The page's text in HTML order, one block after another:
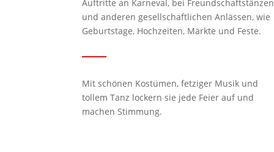
Auftritte an Karneval, bei Freundschaftstänzen
und anderen gesellschaftlichen Anlässen, wie
Geburtstage, Hochzeiten, Märkte und Feste.
Mit schönen Kostümen, fetziger Musik und
tollem Tanz lockern sie jede Feier auf und
machen Stimmung.